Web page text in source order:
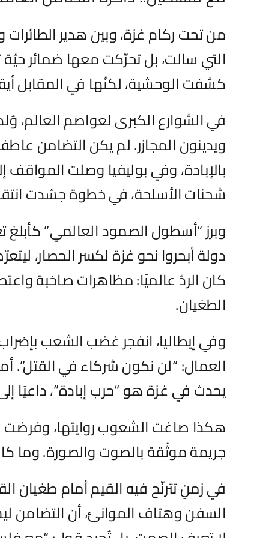
من تحت ركام غزة، وبين هدير
التي سالت، بل تحرّكت معها ضمائر
كشفت الوحشية، لكنّها في المقابل
في الشوارع الكبرى لعواصم العالم،
ويدينون المجازر. لم يكن التضامن
بالإبادة، وفي بوليفيا وصلت
شحنات الأسلحة، في خطوة جسّدت
دولة أبحروا نحو غزة لكسر الحصار،
كان الردّ عالميًا: مظاهرات صاخبة
الطغيان.
وفي إيطاليا، انفجر غضب الشعب
العمال: “لن نكون شركاء في القتل”.
يحدث في غزة هو “حرب إبادة”، داعيًا
هكذا صاغت الشعوب روايتها، وفرضت
جريمة موثّقة بالصوت والصورة. وما
في زمنٍ تترنّح فيه القيم أمام
السفن وهتاف الموانئ، أن التضامن